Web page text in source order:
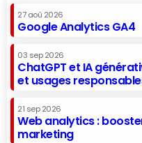
27 aoû 2026
Google Analytics GA4
03 sep 2026
ChatGPT et IA
et usages
21 sep 2026
Web analytics :
marketing